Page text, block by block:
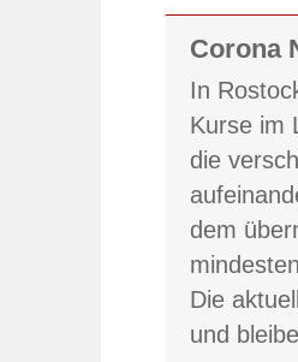
Corona
In
Kurse im
die
dem
Die
und